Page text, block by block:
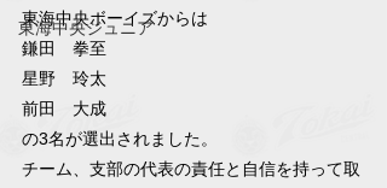
東海中央ジュニア
東海中央ボーイズからは
鎌田　拳至
星野　玲太
前田　大成
の3名が選出されました。
チーム、支部の代表の責任と自信を持って取